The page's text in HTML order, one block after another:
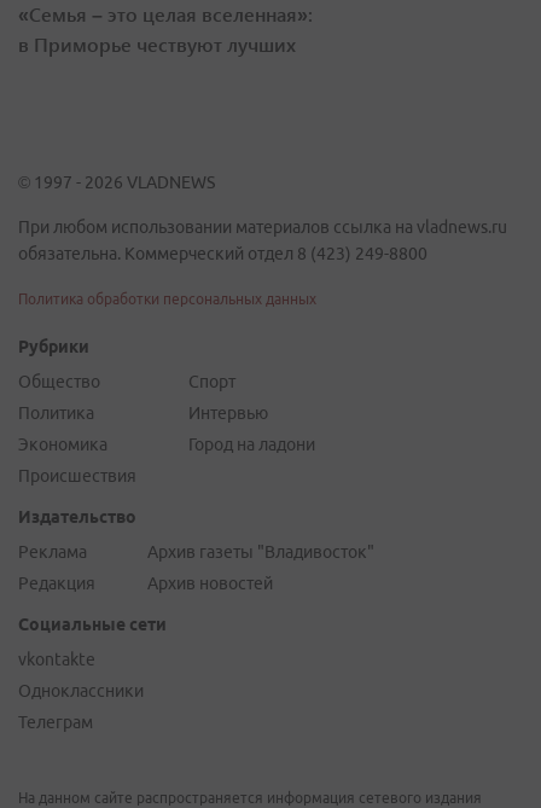
«Семья – это целая вселенная»:
в Приморье чествуют лучших
© 1997 - 2026 VLADNEWS
При любом использовании материалов ссылка на vladnews.ru
обязательна. Коммерческий отдел 8 (423) 249-8800
Политика обработки персональных данных
Рубрики
Общество
Политика
Экономика
Происшествия
Спорт
Интервью
Город на ладони
Издательство
Реклама
Редакция
Архив газеты "Владивосток"
Архив новостей
Социальные сети
vkontakte
Одноклассники
Телеграм
На данном сайте распространяется информация сетевого издания